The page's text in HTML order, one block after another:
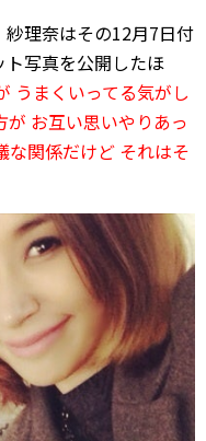
理奈はその12月7日付
写真を公開したほ
うまくいってる気がし
が お互い思いやりあっ
な関係だけど それはそ